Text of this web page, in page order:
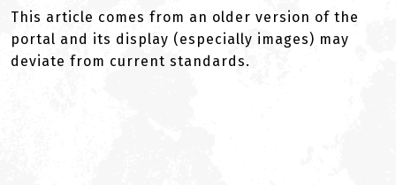
This article comes from an older version of the
portal and its display (especially images) may
deviate from current standards.